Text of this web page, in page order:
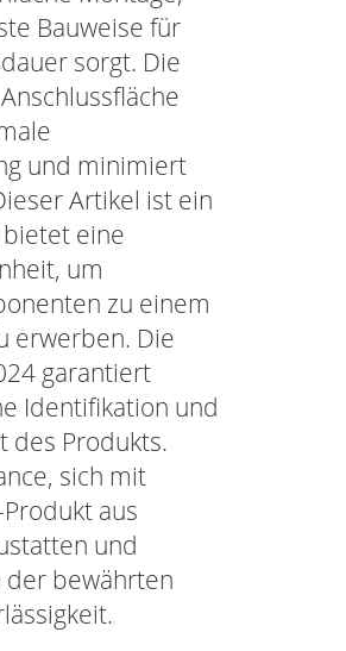
Bauweise für
sorgt. Die
und minimiert
Artikel ist ein
eine
um
zu einem
erwerben. Die
garantiert
Identifikation und
des Produkts.
sich mit
aus
und
der bewährten